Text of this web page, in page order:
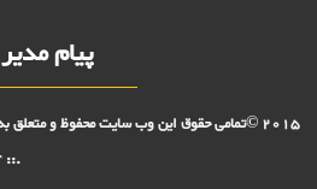
پیام مدیر
2015 ©تمامی حقوق این وب سایت محفوظ و متعلق به شرکت فولاد بافت سبحان می باشد.
.:: Powered By KSPgroup.ir ::.